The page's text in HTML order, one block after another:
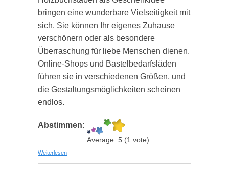
bringen eine wunderbare Vielseitigkeit mit
sich. Sie können Ihr eigenes Zuhause
verschönern oder als besondere
Überraschung für liebe Menschen dienen.
Online-Shops und Bastelbedarfsläden
führen sie in verschiedenen Größen, und
die Gestaltungsmöglichkeiten scheinen
endlos.
Abstimmen:
Average: 5 (1 vote)
Weiterlesen über Personalisierte Deko Holzbuchstaben: